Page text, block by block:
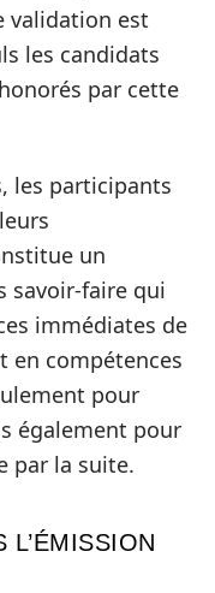
validation est
les candidats
par cette
les participants
un
savoir-faire qui
immédiates de
en compétences
pour
également pour
par la suite.
L’ÉMISSION